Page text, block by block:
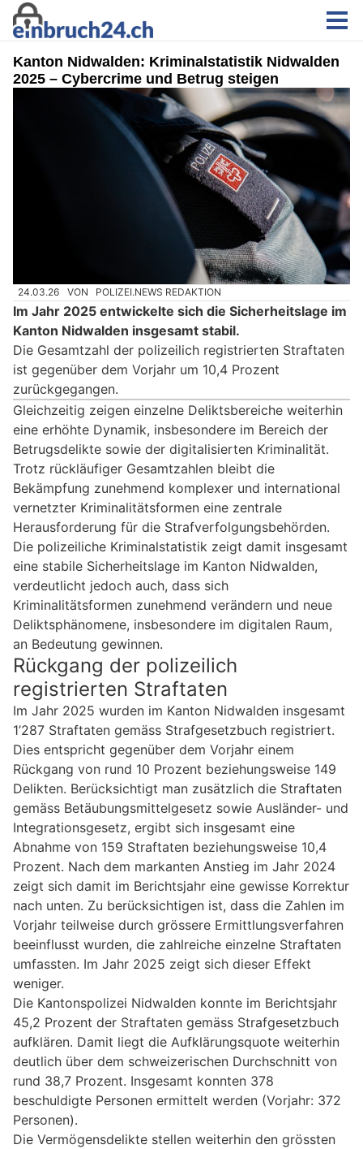
Kanton Nidwalden: Kriminalstatistik Nidwalden
2025 – Cybercrime und Betrug steigen
24.03.26 VON POLIZEI.NEWS REDAKTION
Im Jahr 2025 entwickelte sich die Sicherheitslage im
Kanton Nidwalden insgesamt stabil.
Die Gesamtzahl der polizeilich registrierten Straftaten
ist gegenüber dem Vorjahr um 10,4 Prozent
zurückgegangen.
Gleichzeitig zeigen einzelne Deliktsbereiche weiterhin
eine erhöhte Dynamik, insbesondere im Bereich der
Betrugsdelikte sowie der digitalisierten Kriminalität.
Trotz rückläufiger Gesamtzahlen bleibt die
Bekämpfung zunehmend komplexer und international
vernetzter Kriminalitätsformen eine zentrale
Herausforderung für die Strafverfolgungsbehörden.
Die polizeiliche Kriminalstatistik zeigt damit insgesamt
eine stabile Sicherheitslage im Kanton Nidwalden,
verdeutlicht jedoch auch, dass sich
Kriminalitätsformen zunehmend verändern und neue
Deliktsphänomene, insbesondere im digitalen Raum,
an Bedeutung gewinnen.
Rückgang der polizeilich
registrierten Straftaten
Im Jahr 2025 wurden im Kanton Nidwalden insgesamt
1’287 Straftaten gemäss Strafgesetzbuch registriert.
Dies entspricht gegenüber dem Vorjahr einem
Rückgang von rund 10 Prozent beziehungsweise 149
Delikten. Berücksichtigt man zusätzlich die Straftaten
gemäss Betäubungsmittelgesetz sowie Ausländer- und
Integrationsgesetz, ergibt sich insgesamt eine
Abnahme von 159 Straftaten beziehungsweise 10,4
Prozent. Nach dem markanten Anstieg im Jahr 2024
zeigt sich damit im Berichtsjahr eine gewisse Korrektur
nach unten. Zu berücksichtigen ist, dass die Zahlen im
Vorjahr teilweise durch grössere Ermittlungsverfahren
beeinflusst wurden, die zahlreiche einzelne Straftaten
umfassten. Im Jahr 2025 zeigt sich dieser Effekt
weniger.
Die Kantonspolizei Nidwalden konnte im Berichtsjahr
45,2 Prozent der Straftaten gemäss Strafgesetzbuch
aufklären. Damit liegt die Aufklärungsquote weiterhin
deutlich über dem schweizerischen Durchschnitt von
rund 38,7 Prozent. Insgesamt konnten 378
beschuldigte Personen ermittelt werden (Vorjahr: 372
Personen).
Die Vermögensdelikte stellen weiterhin den grössten